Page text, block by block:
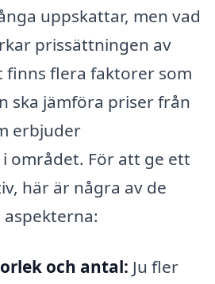
uppskattar, men vad
prissättningen av
finns flera faktorer som
ska jämföra priser från
erbjuder
området. För att ge ett
här är några av de
och antal: Ju fler